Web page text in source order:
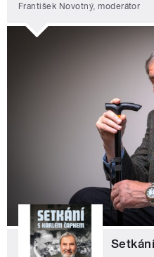
František Novotný, moderátor